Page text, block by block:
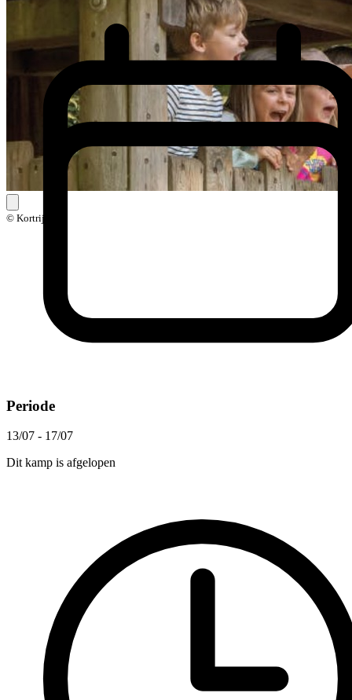
© Kortrijk
Periode
13/07 - 17/07
Dit kamp is afgelopen